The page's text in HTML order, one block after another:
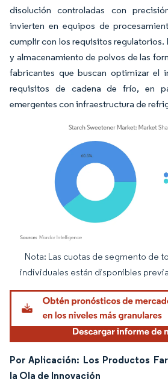
disolución controladas con
invierten en equipos de
cumplir con los requisitos regulatorios.
y almacenamiento de polvos de las
fabricantes que buscan optimizar el
requisitos de cadena de frío, en
emergentes con infraestructura de
Imagen © Mordor Intelligence. El uso requiere
Nota: Las cuotas de segmento de
individuales están disponibles
Por Aplicación: Los Productos
la Ola de Innovación